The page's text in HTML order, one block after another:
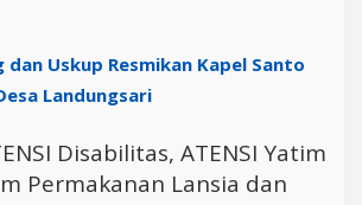
Uskup Resmikan Kapel Santo
Landungsari
Disabilitas, ATENSI Yatim
Permakanan Lansia dan